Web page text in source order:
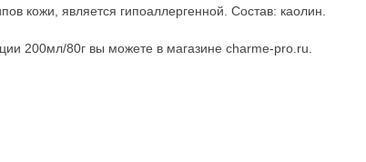
кожи, является гипоаллергенной. Состав: каолин.
200мл/80г вы можете в магазине charme-pro.ru.